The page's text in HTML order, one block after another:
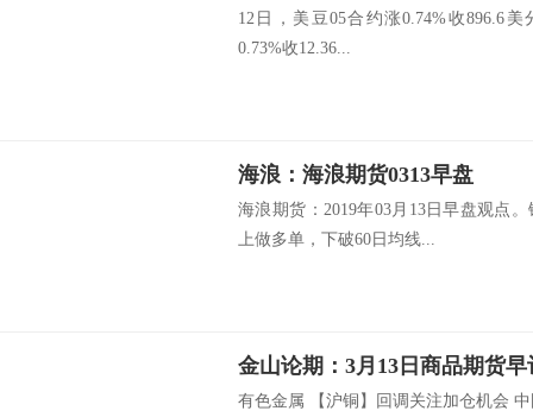
12日，美豆05合约涨0.74%收896.6
0.73%收12.36...
海浪：海浪期货0313早盘
海浪期货：2019年03月13日早盘观点
上做多单，下破60日均线...
金山论期：3月13日商品期货早
有色金属 【沪铜】回调关注加仓机会